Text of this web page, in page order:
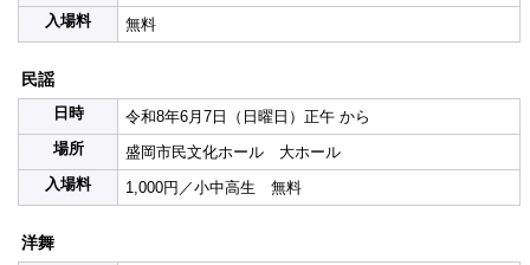
入場料
無料
民謡
日時
令和8年6月7日（日曜日）正午 から
場所
盛岡市民文化ホール 大ホール
入場料
1,000円／小中高生 無料
洋舞